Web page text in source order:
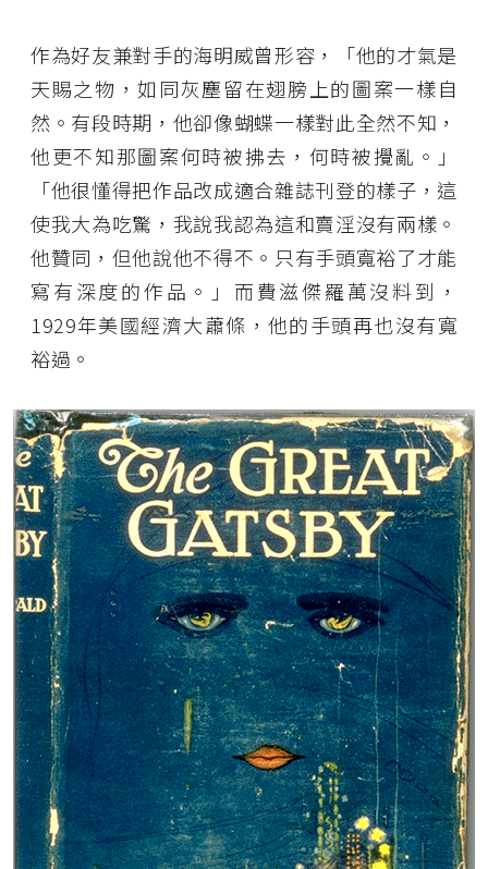
作為好友兼對手的海明威曾形容，「他的才氣是
天賜之物，如同灰塵留在翅膀上的圖案一樣自
然。有段時期，他卻像蝴蝶一樣對此全然不知，
他更不知那圖案何時被拂去，何時被攪亂。」
「他很懂得把作品改成適合雜誌刊登的樣子，這
使我大為吃驚，我說我認為這和賣淫沒有兩樣。
他贊同，但他說他不得不。只有手頭寬裕了才能
寫有深度的作品。」而費滋傑羅萬沒料到，
1929年美國經濟大蕭條，他的手頭再也沒有寬
裕過。